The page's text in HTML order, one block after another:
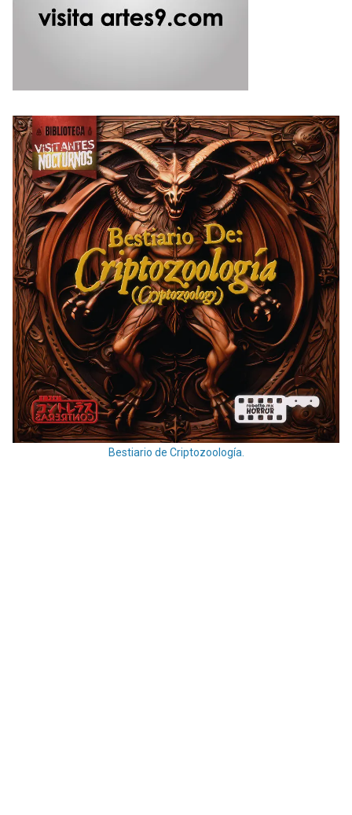
Bestiario de Criptozoología.